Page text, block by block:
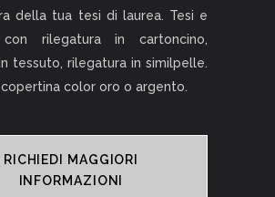
della tua tesi di laurea. Tesi e
con rilegatura in cartoncino,
tessuto, rilegatura in similpelle.
color oro o argento.
RICHIEDI MAGGIORI
INFORMAZIONI